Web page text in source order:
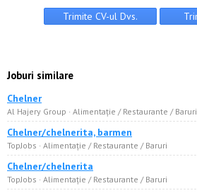
Joburi similare
Chelner
Al Hajery Group · Alimentație / Restaurante / Baruri
Chelner/chelnerita, barmen
TopJobs · Alimentație / Restaurante / Baruri
Chelner/chelnerita
TopJobs · Alimentație / Restaurante / Baruri